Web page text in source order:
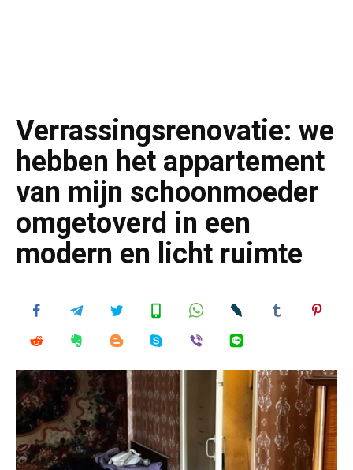
Verrassingsrenovatie: we
hebben het appartement
van mijn schoonmoeder
omgetoverd in een
modern en licht ruimte